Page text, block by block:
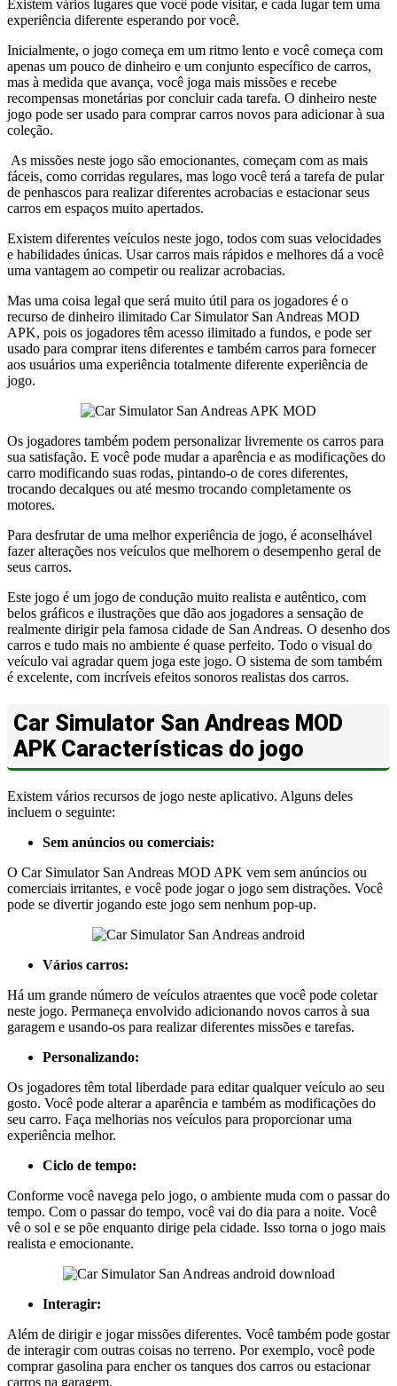
Existem vários lugares que você pode visitar, e cada lugar tem uma
experiência diferente esperando por você.
Inicialmente, o jogo começa em um ritmo lento e você começa com
apenas um pouco de dinheiro e um conjunto específico de carros,
mas à medida que avança, você joga mais missões e recebe
recompensas monetárias por concluir cada tarefa. O dinheiro neste
jogo pode ser usado para comprar carros novos para adicionar à sua
coleção.
As missões neste jogo são emocionantes, começam com as mais
fáceis, como corridas regulares, mas logo você terá a tarefa de pular
de penhascos para realizar diferentes acrobacias e estacionar seus
carros em espaços muito apertados.
Existem diferentes veículos neste jogo, todos com suas velocidades
e habilidades únicas. Usar carros mais rápidos e melhores dá a você
uma vantagem ao competir ou realizar acrobacias.
Mas uma coisa legal que será muito útil para os jogadores é o
recurso de dinheiro ilimitado Car Simulator San Andreas MOD
APK, pois os jogadores têm acesso ilimitado a fundos, e pode ser
usado para comprar itens diferentes e também carros para fornecer
aos usuários uma experiência totalmente diferente experiência de
jogo.
Os jogadores também podem personalizar livremente os carros para
sua satisfação. E você pode mudar a aparência e as modificações do
carro modificando suas rodas, pintando-o de cores diferentes,
trocando decalques ou até mesmo trocando completamente os
motores.
Para desfrutar de uma melhor experiência de jogo, é aconselhável
fazer alterações nos veículos que melhorem o desempenho geral de
seus carros.
Este jogo é um jogo de condução muito realista e autêntico, com
belos gráficos e ilustrações que dão aos jogadores a sensação de
realmente dirigir pela famosa cidade de San Andreas. O desenho dos
carros e tudo mais no ambiente é quase perfeito. Todo o visual do
veículo vai agradar quem joga este jogo. O sistema de som também
é excelente, com incríveis efeitos sonoros realistas dos carros.
Car Simulator San Andreas MOD
APK Características do jogo
Existem vários recursos de jogo neste aplicativo. Alguns deles
incluem o seguinte:
Sem anúncios ou comerciais:
O Car Simulator San Andreas MOD APK vem sem anúncios ou
comerciais irritantes, e você pode jogar o jogo sem distrações. Você
pode se divertir jogando este jogo sem nenhum pop-up.
Vários carros:
Há um grande número de veículos atraentes que você pode coletar
neste jogo. Permaneça envolvido adicionando novos carros à sua
garagem e usando-os para realizar diferentes missões e tarefas.
Personalizando:
Os jogadores têm total liberdade para editar qualquer veículo ao seu
gosto. Você pode alterar a aparência e também as modificações do
seu carro. Faça melhorias nos veículos para proporcionar uma
experiência melhor.
Ciclo de tempo:
Conforme você navega pelo jogo, o ambiente muda com o passar do
tempo. Com o passar do tempo, você vai do dia para a noite. Você
vê o sol e se põe enquanto dirige pela cidade. Isso torna o jogo mais
realista e emocionante.
Interagir:
Além de dirigir e jogar missões diferentes. Você também pode gostar
de interagir com outras coisas no terreno. Por exemplo, você pode
comprar gasolina para encher os tanques dos carros ou estacionar
carros na garagem.